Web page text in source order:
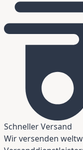
Schneller Versand
Wir versenden